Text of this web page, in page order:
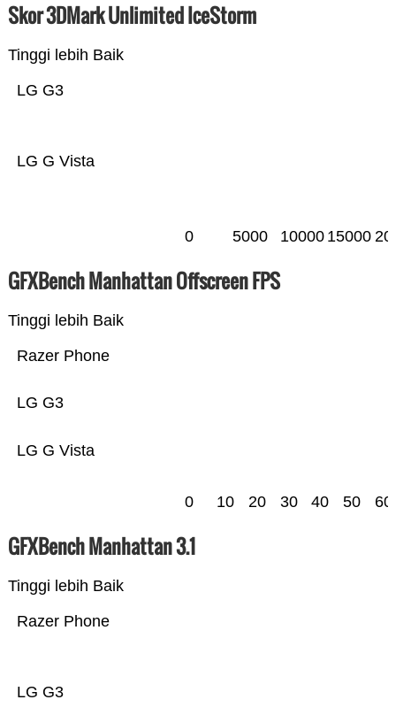
Skor 3DMark Unlimited IceStorm
Tinggi lebih Baik
LG G Vista
LG G3
0 5000 10000 15000
GFXBench Manhattan Offscreen FPS
Tinggi lebih Baik
LG G Vista
LG G3
Razer Phone
0 10 20 30 40 50 60
GFXBench Manhattan 3.1
Tinggi lebih Baik
LG G3
Razer Phone